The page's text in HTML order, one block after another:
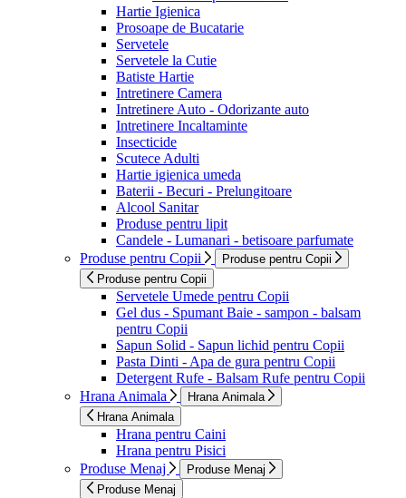
Hartie Igienica
Prosoape de Bucatarie
Servetele
Servetele la Cutie
Batiste Hartie
Intretinere Camera
Intretinere Auto - Odorizante auto
Intretinere Incaltaminte
Insecticide
Scutece Adulti
Hartie igienica umeda
Baterii - Becuri - Prelungitoare
Alcool Sanitar
Produse pentru lipit
Candele - Lumanari - betisoare parfumate
Produse pentru Copii
Produse pentru Copii
Produse pentru Copii
Servetele Umede pentru Copii
Gel dus - Spumant Baie - sampon - balsam
pentru Copii
Sapun Solid - Sapun lichid pentru Copii
Pasta Dinti - Apa de gura pentru Copii
Detergent Rufe - Balsam Rufe pentru Copii
Hrana Animala
Hrana Animala
Hrana Animala
Hrana pentru Caini
Hrana pentru Pisici
Produse Menaj
Produse Menaj
Produse Menaj